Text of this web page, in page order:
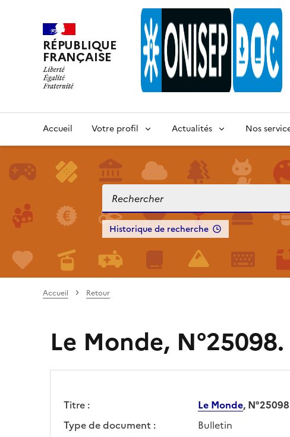
RÉPUBLIQUE
FRANÇAISE
Accueil Votre profil Actualités Nos
Historique de recherche
Accueil Retour
Le Monde,
Titre : Le Monde,
Type de document :
Bulletin